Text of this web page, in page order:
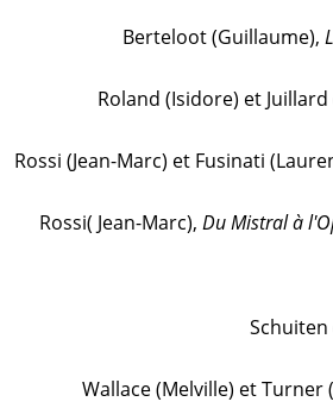
Berteloot (Guillaume),
Roland (Isidore) et Juillard
Rossi (Jean-Marc) et Fusinati
Rossi( Jean-Marc), Du Mistral à
Schuiten
Wallace (Melville) et Turner